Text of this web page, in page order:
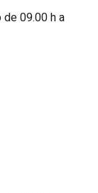
de 09.00 h a